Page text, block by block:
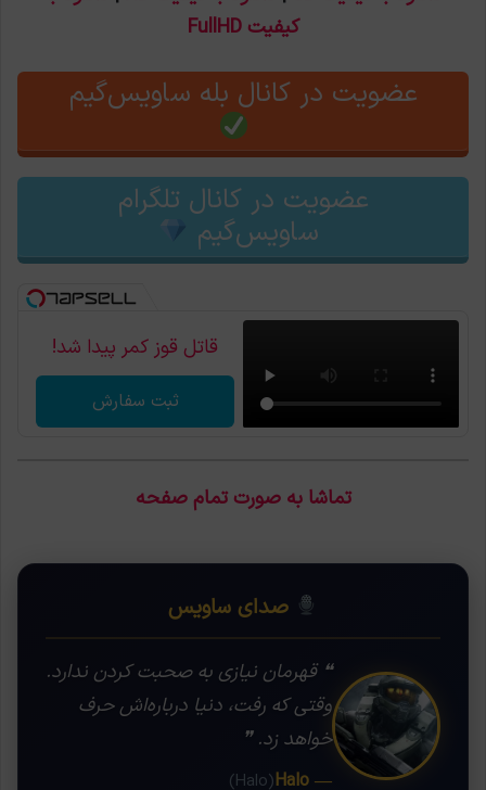
کیفیت FullHD
عضویت در کانال بله ساویس‌گیم
عضویت در کانال تلگرام
ساویس‌گیم
قاتل قوز کمر پیدا شد!
ثبت سفارش
تماشا به صورت تمام صفحه
صدای ساویس
❝ قهرمان نیازی به صحبت کردن ندارد.
وقتی که رفت، دنیا درباره‌اش حرف
خواهد زد. ❞
— Halo
(Halo)